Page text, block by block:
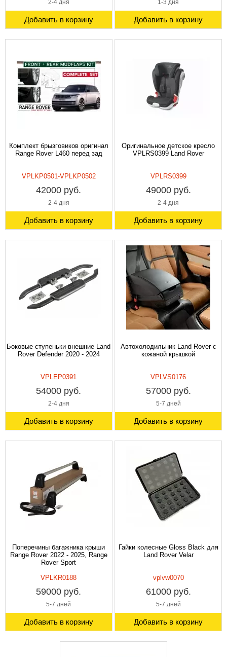
2-4 дня
Добавить в корзину
1-3 дня
Добавить в корзину
Комплект брызговиков оригинал
Range Rover L460 перед зад
VPLKP0501-VPLKP0502
42000 руб.
2-4 дня
Добавить в корзину
Оригинальноe дeтcкое кpecлo
VPLRS0399 Lаnd Rоvеr
VPLRS0399
49000 руб.
2-4 дня
Добавить в корзину
Боковые ступеньки внешние Land
Rover Defender 2020 - 2024
VPLEP0391
54000 руб.
2-4 дня
Добавить в корзину
Автохолодильник Land Rover с
кожаной крышкой
VPLVS0176
57000 руб.
5-7 дней
Добавить в корзину
Поперечины багажника крыши
Range Rover 2022 - 2025, Range
Rover Sport
VPLKR0188
59000 руб.
5-7 дней
Добавить в корзину
Гайки колесные Gloss Black для
Land Rover Velar
vplvw0070
61000 руб.
5-7 дней
Добавить в корзину